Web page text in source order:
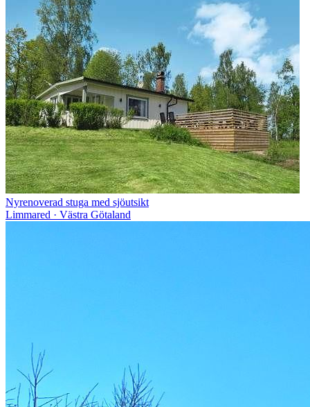
Nyrenoverad stuga med sjöutsikt
Limmared · Västra Götaland